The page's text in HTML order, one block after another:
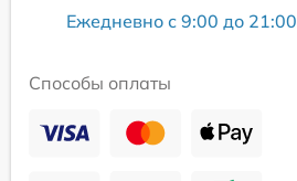
Ежедневно с 9:00 до 21:00
Способы оплаты